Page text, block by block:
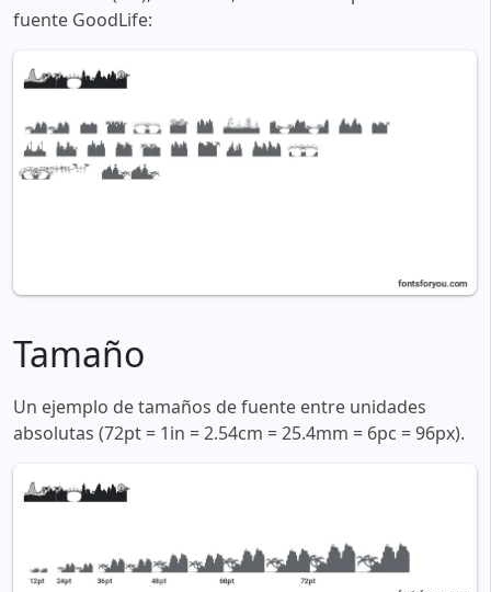
fuente GoodLife:
Tamaño
Un ejemplo de tamaños de fuente entre unidades
absolutas (72pt = 1in = 2.54cm = 25.4mm = 6pc = 96px).